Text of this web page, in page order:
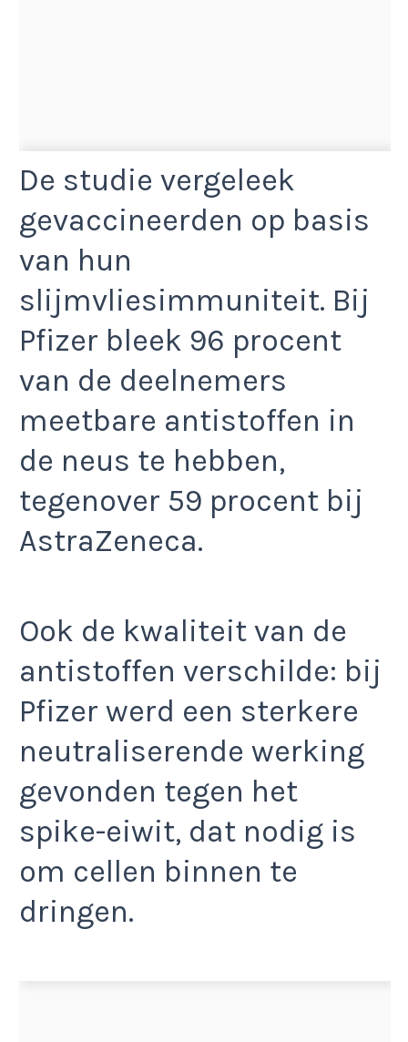
De studie vergeleek
gevaccineerden op basis
van hun
slijmvliesimmuniteit. Bij
Pfizer bleek 96 procent
van de deelnemers
meetbare antistoffen in
de neus te hebben,
tegenover 59 procent bij
AstraZeneca.
Ook de kwaliteit van de
antistoffen verschilde: bij
Pfizer werd een sterkere
neutraliserende werking
gevonden tegen het
spike-eiwit, dat nodig is
om cellen binnen te
dringen.